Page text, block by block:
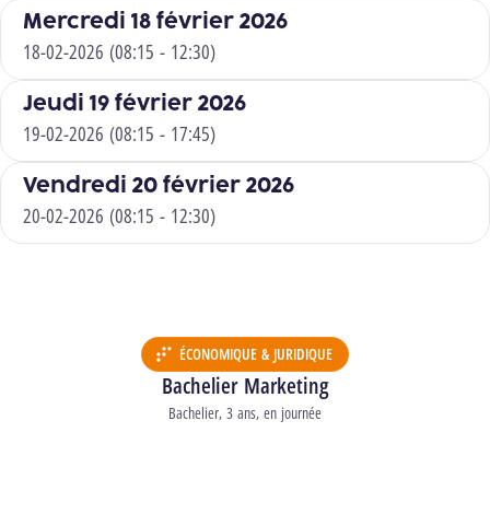
Mercredi 18 février 2026
18-02-2026 (08:15 - 12:30)
Jeudi 19 février 2026
19-02-2026 (08:15 - 17:45)
Vendredi 20 février 2026
20-02-2026 (08:15 - 12:30)
Bachelier Marketing
DÉPARTEMENT :
ÉCONOMIQUE & JURIDIQUE
Type d’études
Bachelier 3 ans en journée